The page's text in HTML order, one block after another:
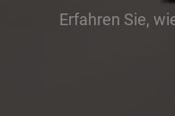
Erfahren Sie,